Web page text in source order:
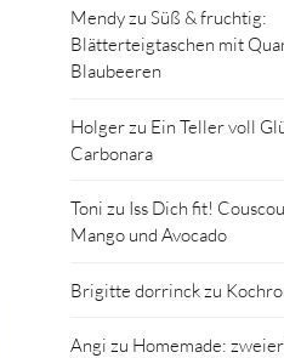
MendyzuSüß & fruchtig:
Blätterteigtaschen mit
Blaubeeren
Holgerzu Ein Teller voll
Carbonara
Toni zu Iss Dich fit!
Mango und Avocado
Brigitte dorrinckzu
Angi zu Homemade: